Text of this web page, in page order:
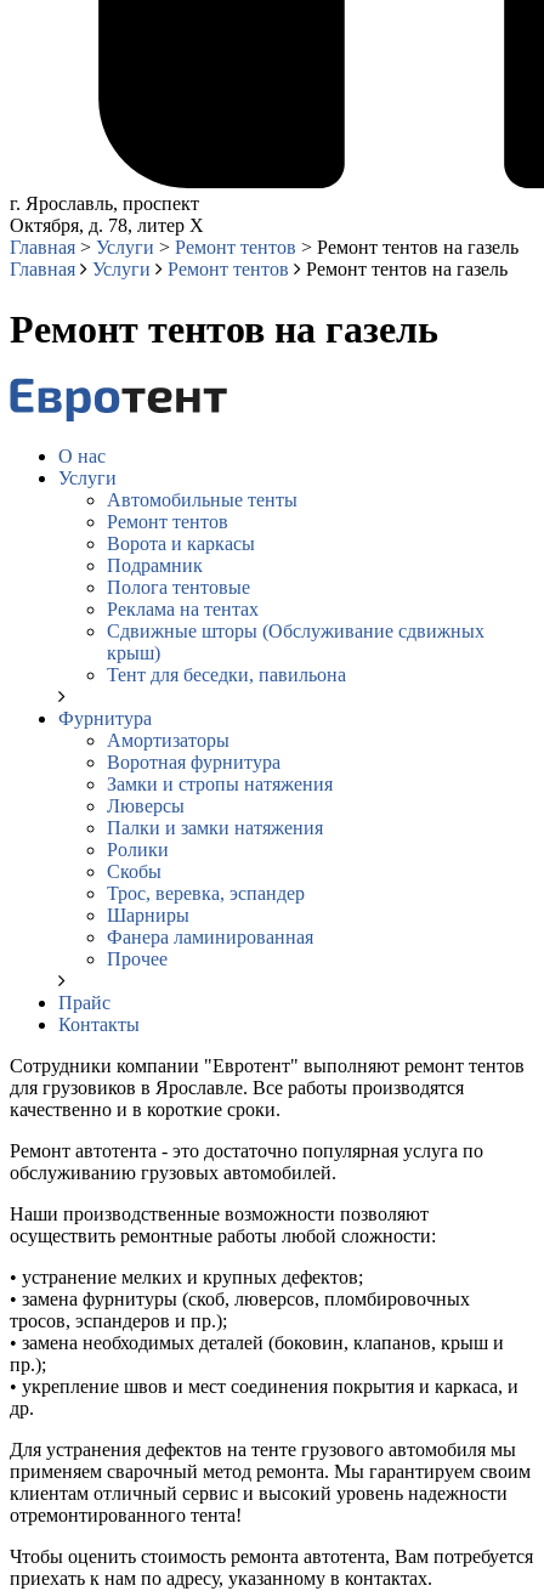
г. Ярославль, проспект
Октября, д. 78, литер Х
Главная > Услуги > Ремонт тентов > Ремонт тентов на газель
Главная
Услуги Ремонт тентов Ремонт тентов на газель
Ремонт тентов на газель
О нас
Услуги
Автомобильные тенты
Ремонт тентов
Ворота и каркасы
Подрамник
Полога тентовые
Реклама на тентах
Сдвижные шторы (Обслуживание сдвижных
крыш)
Тент для беседки, павильона
Фурнитура
Амортизаторы
Воротная фурнитура
Замки и стропы натяжения
Люверсы
Палки и замки натяжения
Ролики
Скобы
Трос, веревка, эспандер
Шарниры
Фанера ламинированная
Прочее
Прайс
Контакты
Сотрудники компании "Евротент" выполняют ремонт тентов
для грузовиков в Ярославле. Все работы производятся
качественно и в короткие сроки.
Ремонт автотента - это достаточно популярная услуга по
обслуживанию грузовых автомобилей.
Наши производственные возможности позволяют
осуществить ремонтные работы любой сложности:
• устранение мелких и крупных дефектов;
• замена фурнитуры (скоб, люверсов, пломбировочных
тросов, эспандеров и пр.);
• замена необходимых деталей (боковин, клапанов, крыш и
пр.);
• укрепление швов и мест соединения покрытия и каркаса, и
др.
Для устранения дефектов на тенте грузового автомобиля мы
применяем сварочный метод ремонта. Мы гарантируем своим
клиентам отличный сервис и высокий уровень надежности
отремонтированного тента!
Чтобы оценить стоимость ремонта автотента, Вам потребуется
приехать к нам по адресу, указанному в контактах.